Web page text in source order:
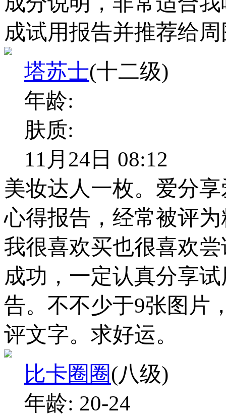
成试用报告并推荐给
塔苏士(十二级)
年龄:
肤质:
11月24日 08:12
美妆达人一枚。爱分
心得报告，经常被评
我很喜欢买也很喜欢
成功，一定认真分享
告。不不少于9张图片
评文字。求好运。
比卡圈圈(八级)
年龄: 20-24